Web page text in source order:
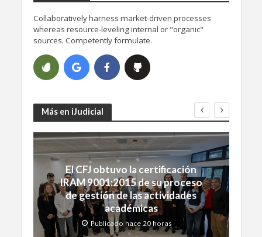
Collaboratively harness market-driven processes
whereas resource-leveling internal or "organic"
sources. Competently formulate.
Más en iJudicial
El CFJ obtuvo la certificación
IRAM 9001:2015 de su proceso
de gestión de las actividades
académicas
Publicado hace 20 horas